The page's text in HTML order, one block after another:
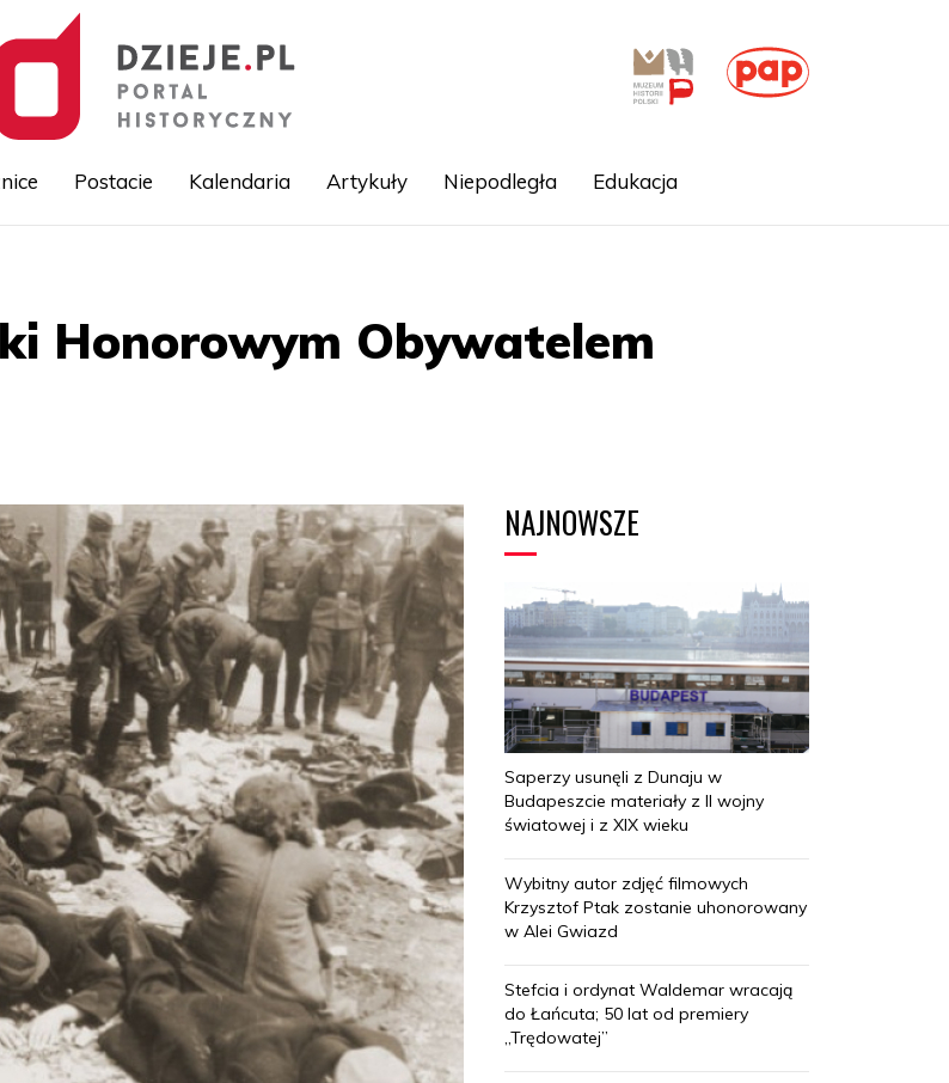
Postacie Kalendaria Artykuły Niepodległa Edukacja
Honorowym Obywatelem
NAJNOWSZE
Saperzy usunęli z Dunaju w
Budapeszcie materiały z II wojny
światowej i z XIX wieku
Wybitny autor zdjęć filmowych
Krzysztof Ptak zostanie uhonorowany
w Alei Gwiazd
Stefcia i ordynat Waldemar wracają
do Łańcuta; 50 lat od premiery
„Trędowatej”